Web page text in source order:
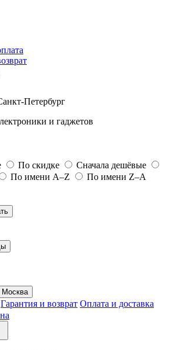
Петербург
и гаджетов
По скидке
Сначала дешёвые
По имени A–Z
По имени Z–A
Москва
Гарантия и возврат Оплата и доставка